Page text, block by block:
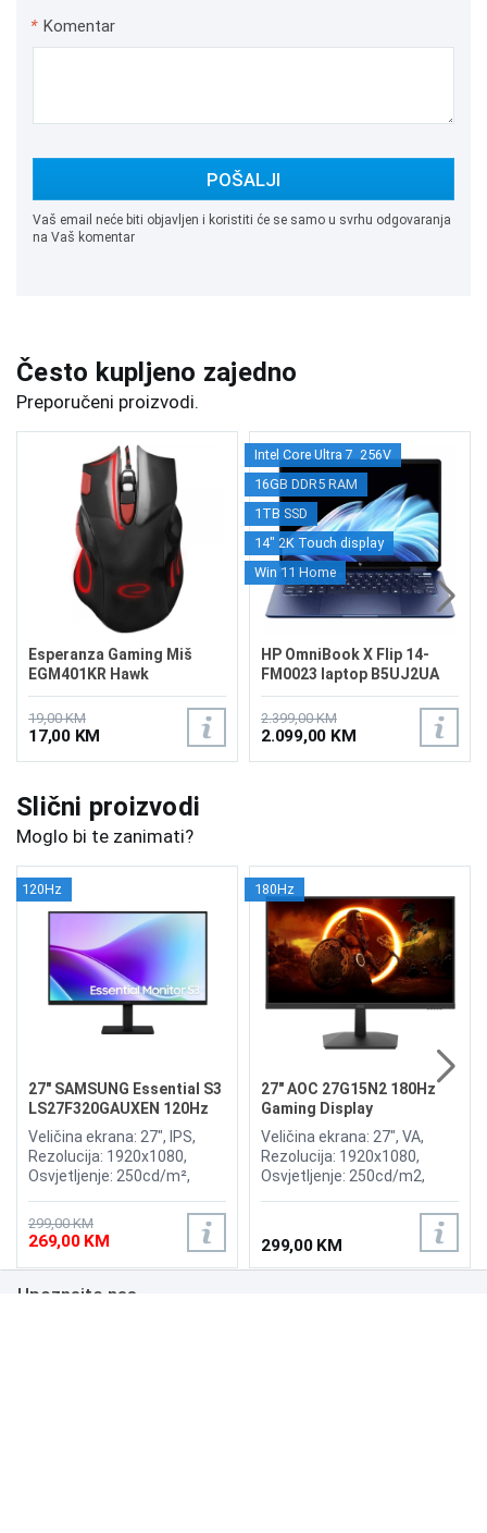
* Komentar
POŠALJI
Vaš email neće biti objavljen i koristiti će se samo u svrhu odgovaranja
na Vaš komentar
Često kupljeno zajedno
Preporučeni proizvodi.
Esperanza Gaming Miš
EGM401KR Hawk
19,00 KM
17,00 KM
Intel Core Ultra 7 256V
16GB DDR5 RAM
1TB SSD
14" 2K Touch display
Win 11 Home
HP OmniBook X Flip 14-
FM0023 laptop B5UJ2UA
2.399,00 KM
2.099,00 KM
Slični proizvodi
Moglo bi te zanimati?
120Hz
27" SAMSUNG Essential S3
LS27F320GAUXEN 120Hz
Display
Veličina ekrana: 27", IPS,
Rezolucija: 1920x1080,
Osvjetljenje: 250cd/m²,
Osvježenje: 120Hz,
Priključci: 2x HDMI, Eye
Saver Mode, Flicker Free
299,00 KM
269,00 KM
180Hz
27" AOC 27G15N2 180Hz
Gaming Display
Veličina ekrana: 27", VA,
Rezolucija: 1920x1080,
Osvjetljenje: 250cd/m2,
DisplayPort 1.4,
299,00 KM
Upoznajte nas